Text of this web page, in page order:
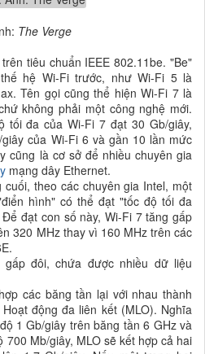
The Verge
tiêu chuẩn IEEE 802.11be. "Be"
hệ Wi-Fi trước, như Wi-Fi 5 là
Tên gọi cũng thể hiện Wi-Fi 7 là
không phải một công nghệ mới.
tối đa của Wi-Fi 7 đạt 30 Gb/giây,
của Wi-Fi 6 và gần 10 lần mức
cũng là cơ sở để nhiều chuyên gia
mạng dây Ethernet.
theo các chuyên gia Intel, một
hình" có thể đạt "tốc độ tối đa
đạt con số này, Wi-Fi 7 tăng gấp
320 MHz thay vì 160 MHz trên các
đôi, chứa được nhiều dữ liệu
các băng tần lại với nhau thành
động đa liên kết (MLO). Nghĩa
1 Gb/giây trên băng tần 6 GHz và
Mb/giây, MLO sẽ kết hợp cả hai